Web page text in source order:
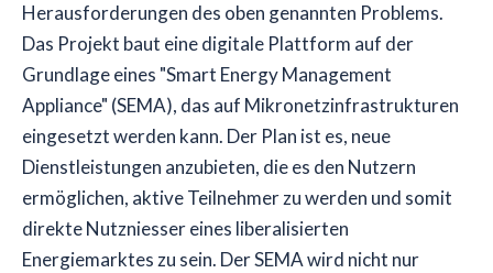
Herausforderungen des oben genannten Problems.
Das Projekt baut eine digitale Plattform auf der
Grundlage eines "Smart Energy Management
Appliance" (SEMA), das auf Mikronetzinfrastrukturen
eingesetzt werden kann. Der Plan ist es, neue
Dienstleistungen anzubieten, die es den Nutzern
ermöglichen, aktive Teilnehmer zu werden und somit
direkte Nutzniesser eines liberalisierten
Energiemarktes zu sein. Der SEMA wird nicht nur